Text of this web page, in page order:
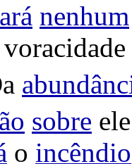
nenhum
voracidade
sobre
o incêndio